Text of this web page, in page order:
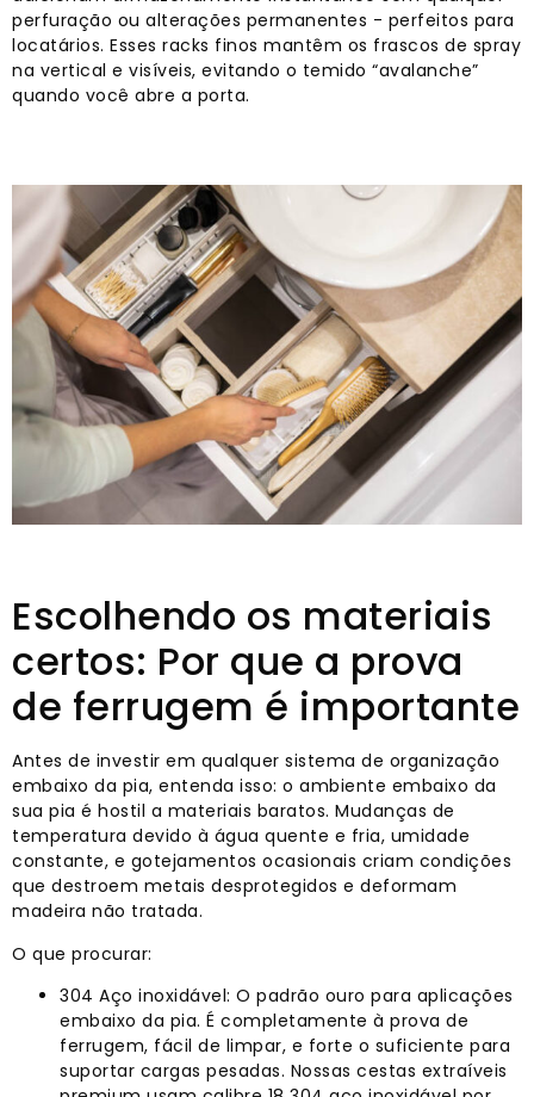
perfuração ou alterações permanentes - perfeitos para
locatários. Esses racks finos mantêm os frascos de spray
na vertical e visíveis, evitando o temido “avalanche”
quando você abre a porta.
Escolhendo os materiais
certos: Por que a prova
de ferrugem é importante
Antes de investir em qualquer sistema de organização
embaixo da pia, entenda isso: o ambiente embaixo da
sua pia é hostil a materiais baratos. Mudanças de
temperatura devido à água quente e fria, umidade
constante, e gotejamentos ocasionais criam condições
que destroem metais desprotegidos e deformam
madeira não tratada.
O que procurar:
304 Aço inoxidável: O padrão ouro para aplicações
embaixo da pia. É completamente à prova de
ferrugem, fácil de limpar, e forte o suficiente para
suportar cargas pesadas. Nossas cestas extraíveis